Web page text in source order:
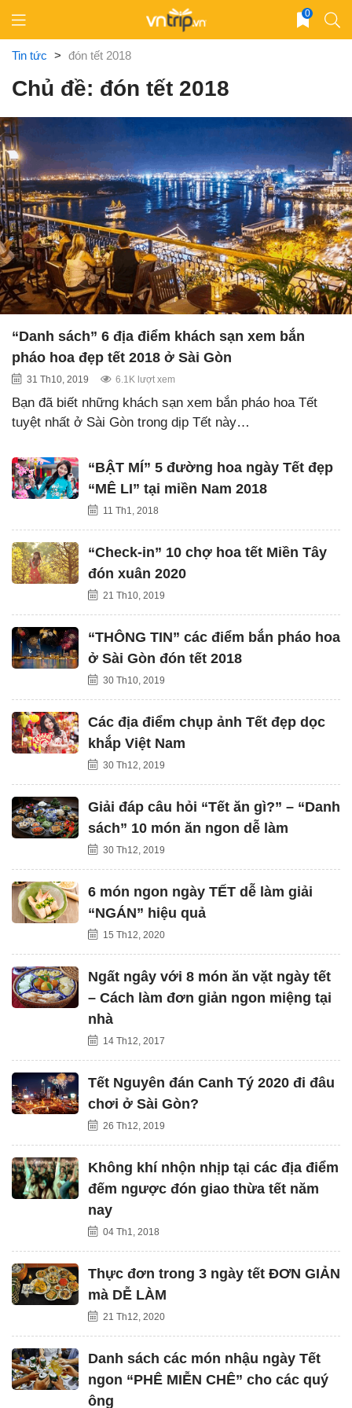
content
0
Tin tức > đón tết 2018
Chủ đề: đón tết 2018
“Danh sách” 6 địa điểm khách sạn xem bắn
pháo hoa đẹp tết 2018 ở Sài Gòn
31 Th10, 2019 6.1K lượt xem
Bạn đã biết những khách sạn xem bắn pháo hoa Tết
tuyệt nhất ở Sài Gòn trong dịp Tết này…
“BẬT MÍ” 5 đường hoa ngày Tết đẹp
“MÊ LI” tại miền Nam 2018
11 Th1, 2018
“Check-in” 10 chợ hoa tết Miền Tây
đón xuân 2020
21 Th10, 2019
“THÔNG TIN” các điểm bắn pháo hoa
ở Sài Gòn đón tết 2018
30 Th10, 2019
Các địa điểm chụp ảnh Tết đẹp dọc
khắp Việt Nam
30 Th12, 2019
Giải đáp câu hỏi “Tết ăn gì?” – “Danh
sách” 10 món ăn ngon dễ làm
30 Th12, 2019
6 món ngon ngày TẾT dễ làm giải
“NGÁN” hiệu quả
15 Th12, 2020
Ngất ngây với 8 món ăn vặt ngày tết
– Cách làm đơn giản ngon miệng tại
nhà
14 Th12, 2017
Tết Nguyên đán Canh Tý 2020 đi đâu
chơi ở Sài Gòn?
26 Th12, 2019
Không khí nhộn nhịp tại các địa điểm
đếm ngược đón giao thừa tết năm
nay
04 Th1, 2018
Thực đơn trong 3 ngày tết ĐƠN GIẢN
mà DỄ LÀM
21 Th12, 2020
Danh sách các món nhậu ngày Tết
ngon “PHÊ MIỄN CHÊ” cho các quý
ông